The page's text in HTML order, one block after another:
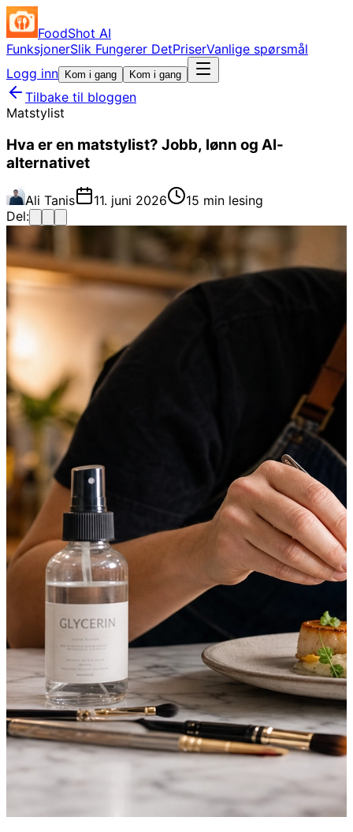
FoodShot AI
FunksjonerSlik Fungerer DetPriserVanlige spørsmål
Logg inn
Kom i gang Kom i gang
Tilbake til bloggen
Matstylist
Hva er en matstylist? Jobb, lønn og AI-
alternativet
Ali Tanis 11. juni 2026
15 min lesing
Del: